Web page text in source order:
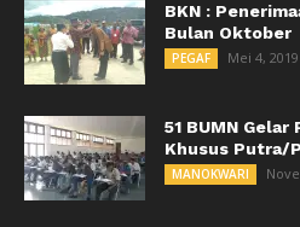
BKN :
Bulan Oktober
PEGAF Mei 4, 2019
51 BUMN
Khusus Putra/
MANOKWARI